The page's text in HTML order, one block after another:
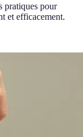
pratiques pour
et efficacement.